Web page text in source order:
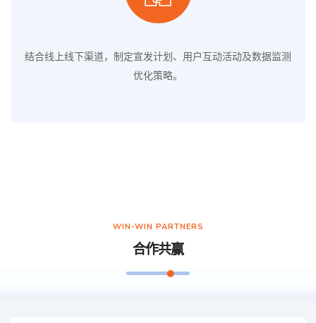
结合线上线下渠道，制定宣发计划、用户互动活动及数据监测
优化策略。
WIN-WIN PARTNERS
合作共赢